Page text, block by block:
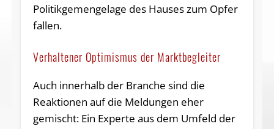
Politikgemengelage des Hauses zum Opfer
fallen.
Verhaltener Optimismus der Marktbegleiter
Auch innerhalb der Branche sind die
Reaktionen auf die Meldungen eher
gemischt: Ein Experte aus dem Umfeld der